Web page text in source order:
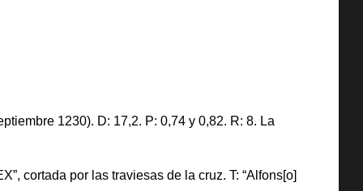
1230). D: 17,2. P: 0,74 y 0,82. R: 8. La
cortada por las traviesas de la cruz. T: “Alfons[o]